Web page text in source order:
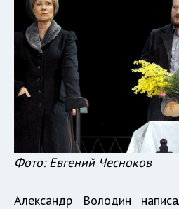
Фото: Евгений Чесноков
Александр Володин